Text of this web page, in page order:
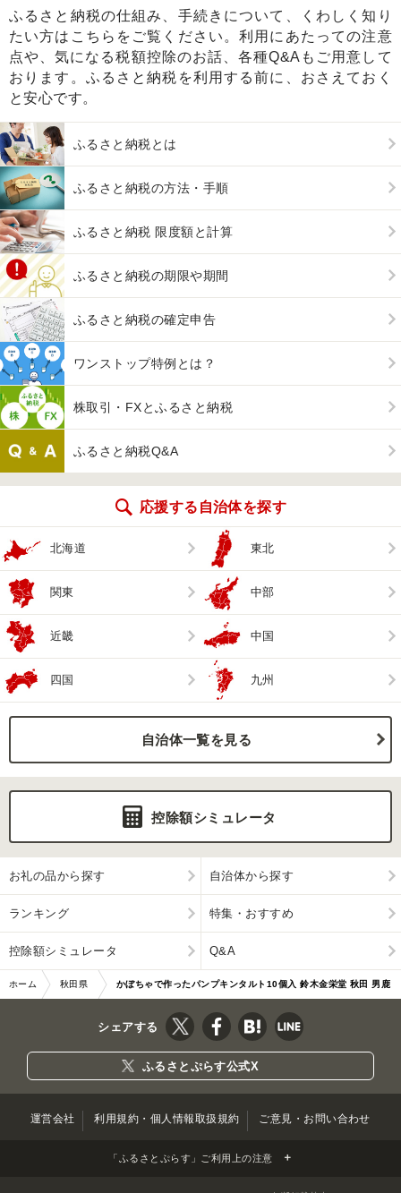
ふるさと納税の仕組み、手続きについて、くわしく知り
たい方はこちらをご覧ください。利用にあたっての注意
点や、気になる税額控除のお話、各種Q&Aもご用意して
おります。ふるさと納税を利用する前に、おさえておく
と安心です。
ふるさと納税とは
ふるさと納税の方法・手順
ふるさと納税 限度額と計算
ふるさと納税の期限や期間
ふるさと納税の確定申告
ワンストップ特例とは？
株取引・FXとふるさと納税
ふるさと納税Q&A
応援する自治体を探す
北海道 東北
関東 中部
近畿 中国
四国 九州
自治体一覧を見る
控除額シミュレータ
お礼の品から探す 自治体から探す
ランキング 特集・おすすめ
控除額シミュレータ Q&A
ホーム 秋田県 かぼちゃで作ったパンプキンタルト10個入 鈴木金栄堂 秋田 男鹿
[お菓子 ケーキ カ…|10121
シェアする
ふるさとぷらす公式X
運営会社 利用規約・個人情報取扱規約 ご意見・お問い合わせ
「ふるさとぷらす」ご利用上の注意